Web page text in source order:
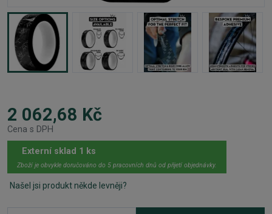
2 062,68 Kč
Cena s DPH
Externí sklad 1 ks
Zboží je obvykle doručováno do 5 pracovních dnů od přijetí objednávky.
Našel jsi produkt někde levněji?